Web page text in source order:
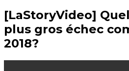
[LaStoryVideo]
plus gros échec
2018?